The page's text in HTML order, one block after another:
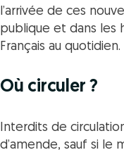
l’arrivée de ces
publique et dans les
Français au quotidien.
Où circuler ?
Interdits de
d’amende, sauf si le